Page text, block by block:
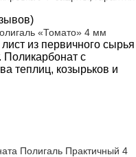
«Томато» 4 мм
из первичного сырья
Поликарбонат с
теплиц, козырьков и